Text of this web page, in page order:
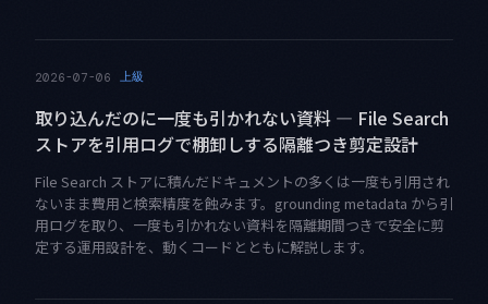
2026-07-06 上級
取り込んだのに一度も引かれない資料 — File Search
ストアを引用ログで棚卸しする隔離つき剪定設計
File Search ストアに積んだドキュメントの多くは一度も引用され
ないまま費用と検索精度を蝕みます。grounding metadata から引
用ログを取り、一度も引かれない資料を隔離期間つきで安全に剪
定する運用設計を、動くコードとともに解説します。